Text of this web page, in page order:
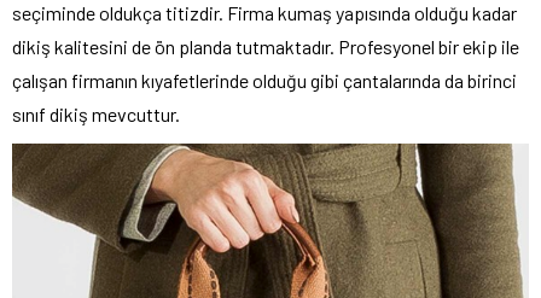
seçiminde oldukça titizdir. Firma kumaş yapısında olduğu kadar
dikiş kalitesini de ön planda tutmaktadır. Profesyonel bir ekip ile
çalışan firmanın kıyafetlerinde olduğu gibi çantalarında da birinci
sınıf dikiş mevcuttur.